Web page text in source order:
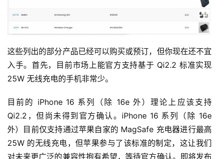
这些列出的部分产品已经可以购买或预订，但你现在还不宜
入手。首先，目前市场上能官方支持基于 Qi2.2 标准实现
25W 无线充电的手机非常少。
目前的 iPhone 16 系列（除 16e 外）理论上应该支持
Qi2.2，但尚未得到官方确认。iPhone 16 系列（除 16e
外）目前仅支持通过苹果自家的 MagSafe 充电器进行最高
25W 的无线充电，但苹果参与了该标准的制定，这让我们
对未来更广泛的兼容性抱有希望，等待官方确认。即将发布